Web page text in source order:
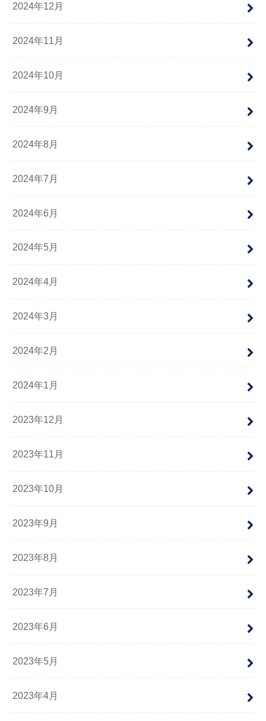
2024年12月
2024年11月
2024年10月
2024年9月
2024年8月
2024年7月
2024年6月
2024年5月
2024年4月
2024年3月
2024年2月
2024年1月
2023年12月
2023年11月
2023年10月
2023年9月
2023年8月
2023年7月
2023年6月
2023年5月
2023年4月